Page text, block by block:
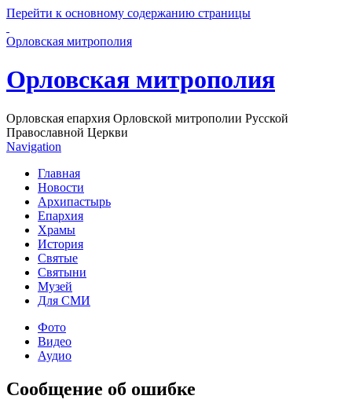
Перейти к основному содержанию страницы
Орловская митрополия
Орловская митрополия
Орловская епархия Орловской митрополии Русской
Православной Церкви
Navigation
Главная
Новости
Архипастырь
Епархия
Храмы
История
Святые
Святыни
Музей
Для СМИ
Фото
Видео
Аудио
Сообщение об ошибке